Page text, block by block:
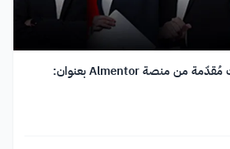
دورة مُميّزة عبر الإنترنت مُقدّمة من منصة Almentor بعنوان: